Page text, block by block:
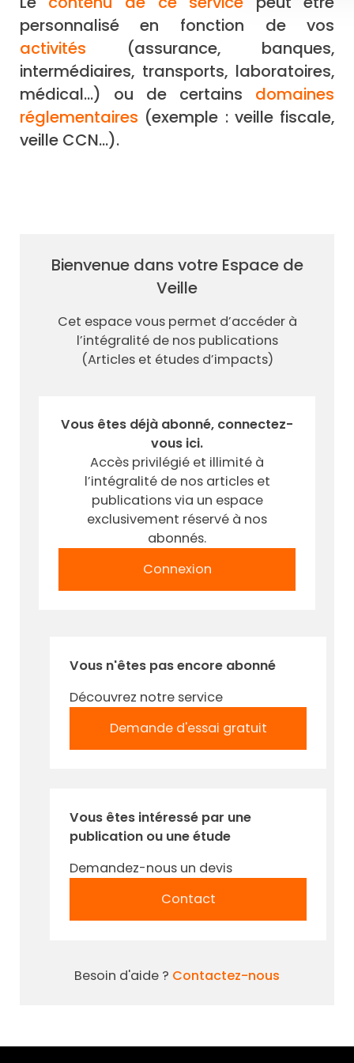
personnalisé en fonction de vos
activités (assurance, banques,
intermédiaires, transports, laboratoires,
médical...) ou de certains domaines
réglementaires (exemple : veille fiscale,
veille CCN...).
Bienvenue dans votre Espace de
Veille
Cet espace vous permet d’accéder à
l’intégralité de nos publications
(Articles et études d’impacts)
Vous êtes déjà abonné, connectez-
vous ici.
Accès privilégié et illimité à
l’intégralité de nos articles et
publications via un espace
exclusivement réservé à nos
abonnés.
Connexion
Vous n'êtes pas encore abonné
Découvrez notre service
Demande d'essai gratuit
Vous êtes intéressé par une
publication ou une étude
Demandez-nous un devis
Contact
Besoin d'aide ? Contactez-nous